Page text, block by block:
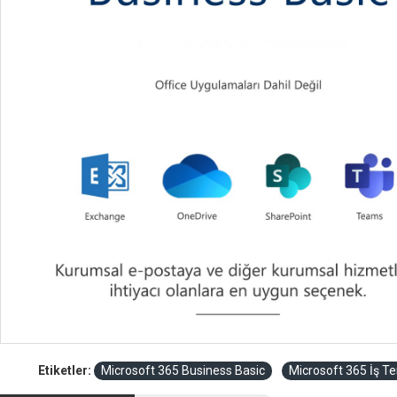
Etiketler: Microsoft 365 Business Basic Microsoft 365 İş